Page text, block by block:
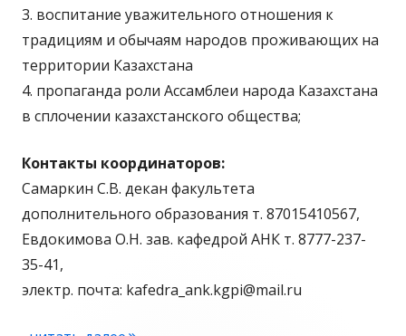
3. воспитание уважительного отношения к
традициям и обычаям народов проживающих на
территории Казахстана
4. пропаганда роли Ассамблеи народа Казахстана
в сплочении казахстанского общества;
Контакты координаторов:
Самаркин С.В. декан факультета
дополнительного образования т. 87015410567,
Евдокимова О.Н. зав. кафедрой АНК т. 8777-237-
35-41,
электр. почта: kafedra_ank.kgpi@mail.ru